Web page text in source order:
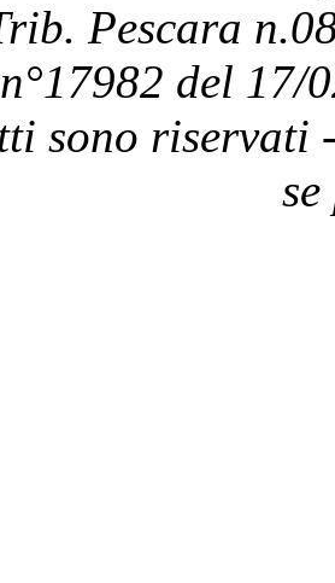
Pescara
del 17/
sono riservati